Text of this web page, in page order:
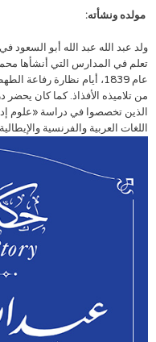
مولده ونشأته:
تعلم في المدارس التي أنشأها
عام 1839، أيام نظارة
من تلاميذه الأفذاذ. كما كان
الذين تخصصوا في دراسة «علوم
اللغات العربية والفرنسية